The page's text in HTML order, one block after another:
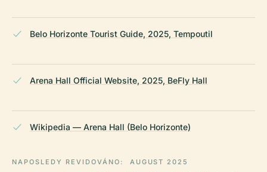
Belo Horizonte Tourist Guide, 2025, Tempoutil
Arena Hall Official Website, 2025, BeFly Hall
Wikipedia — Arena Hall (Belo Horizonte)
NAPOSLEDY REVIDOVÁNO: AUGUST 2025